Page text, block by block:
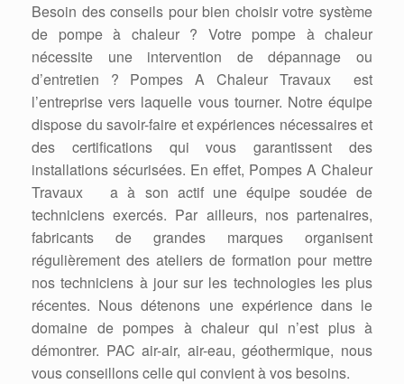
Besoin des conseils pour bien choisir votre système
de pompe à chaleur ? Votre pompe à chaleur
nécessite une intervention de dépannage ou
d’entretien ? Pompes A Chaleur Travaux est
l’entreprise vers laquelle vous tourner. Notre équipe
dispose du savoir-faire et expériences nécessaires et
des certifications qui vous garantissent des
installations sécurisées. En effet, Pompes A Chaleur
Travaux a à son actif une équipe soudée de
techniciens exercés. Par ailleurs, nos partenaires,
fabricants de grandes marques organisent
régulièrement des ateliers de formation pour mettre
nos techniciens à jour sur les technologies les plus
récentes. Nous détenons une expérience dans le
domaine de pompes à chaleur qui n’est plus à
démontrer. PAC air-air, air-eau, géothermique, nous
vous conseillons celle qui convient à vos besoins.